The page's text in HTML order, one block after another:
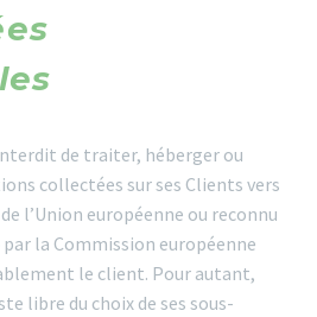
de traiter, héberger ou
collectées sur ses Clients vers
l’Union européenne ou reconnu
la Commission européenne
le client. Pour autant,
libre du choix de ses sous-